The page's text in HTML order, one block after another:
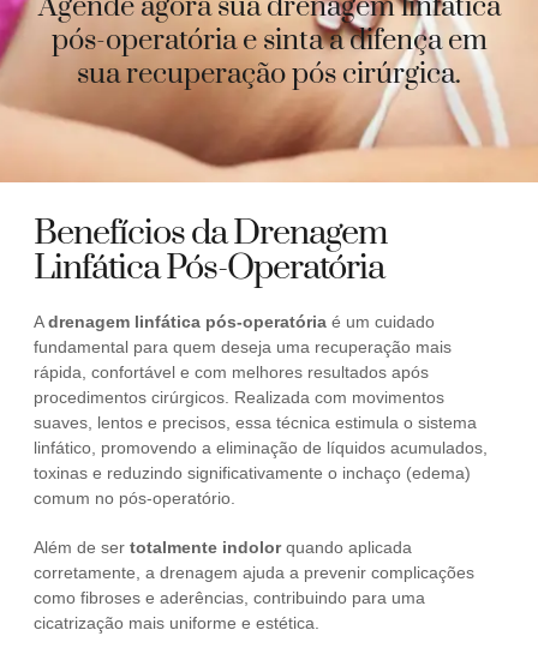
pós-operatória e sinta a difença em
sua recuperação pós cirúrgica.
Benefícios da Drenagem
Linfática Pós-Operatória
Adrenagem linfática pós-operatória é um cuidado
fundamental para quem deseja uma recuperação mais
rápida, confortável e com melhores resultados após
procedimentos cirúrgicos. Realizada com movimentos
suaves, lentos e precisos, essa técnica estimula o sistema
linfático, promovendo a eliminação de líquidos acumulados,
toxinas e reduzindo significativamente o inchaço (edema)
comum no pós-operatório.
Além de ser totalmente indolorquando aplicada
corretamente, a drenagem ajuda a prevenir complicações
como fibroses e aderências, contribuindo para uma
cicatrização mais uniforme e estética.